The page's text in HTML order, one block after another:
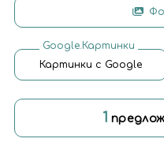
Google.Картинки
Картинки с Google
1